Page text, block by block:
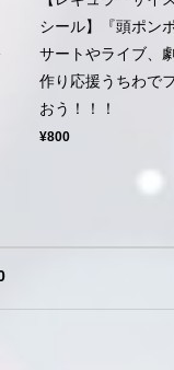
シール】『頭ポン
サートやライブ、
作り応援うちわで
おう！！！
¥800